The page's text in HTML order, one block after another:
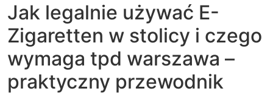
Jak legalnie używać E-
Zigaretten w stolicy i czego
wymaga tpd warszawa –
praktyczny przewodnik